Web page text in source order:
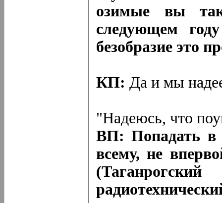
озимые вы
следующем
безобразие это
КП: Да и мы
"Надеюсь, что
ВП: Попадать в
всему, не